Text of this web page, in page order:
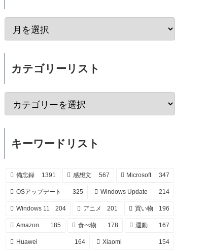
カテゴリーリスト
キーワードリスト
備忘録 1391 感想文 567 Microsoft 347
OSアップデート 325 Windows Update 214
Windows 11 204 アニメ 201 買い物 196
Amazon 185 食べ物 178 運動 167
Huawei 164 Xiaomi 154